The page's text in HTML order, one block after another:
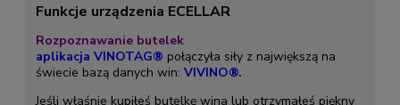
Funkcje urządzenia ECELLAR
Rozpoznawanie butelek
aplikacja VINOTAG® połączyła siły z największą na
świecie bazą danych win: VIVINO®.
Jeśli właśnie kupiłeś butelkę wina lub otrzymałeś piękny